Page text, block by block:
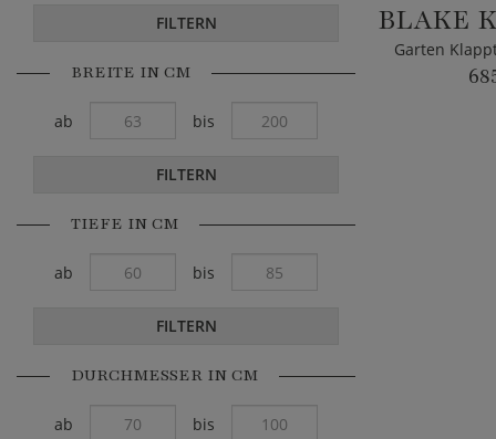
FILTERN
BREITE IN CM
ab bis
FILTERN
TIEFE IN CM
ab bis
FILTERN
DURCHMESSER IN CM
ab bis